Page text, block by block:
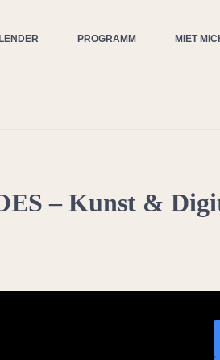
PROGRAMM MIET
– Kunst &